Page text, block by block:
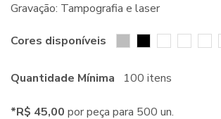
Gravação: Tampografia e laser
Cores disponíveis
Quantidade Mínima 100 itens
*R$ 45,00 por peça para 500 un.